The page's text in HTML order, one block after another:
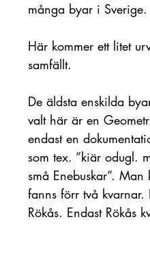
många byar i Sverige.
Här kommer ett litet
samfällt.
De äldsta enskilda
valt här är en
endast en
som tex. ”kiär odugl.
små Enebuskar”.
fanns förr två
Rökås. Endast Rökås